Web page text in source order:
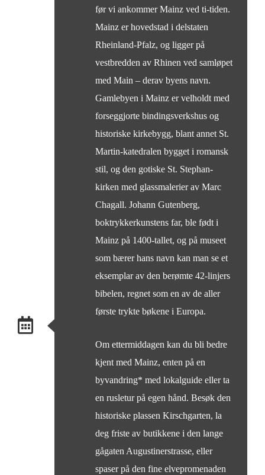
før vi ankommer Mainz ved ti-tiden.
Mainz er hovedstad i delstaten
Rheinland-Pfalz, og ligger på
vestbredden av Rhinen ved samløpet
med Main – derav byens navn.
Gamlebyen i Mainz er velholdt med
forseggjorte bindingsverkshus og
historiske kirkebygg, blant annet St.
Martin-katedralen bygget i romansk
stil, og den gotiske St. Stephan-
kirken med glassmalerier av Marc
Chagall. Johann Gutenberg,
boktrykkerkunstens far, ble født i
Mainz på 1400-tallet, og på museet
som bærer hans navn kan man se et
eksemplar av den berømte 42-linjers
bibelen, regnet som en av de aller
første trykte bøkene i Europa.
Om ettermiddagen kan du bli bedre
kjent med Mainz, enten på en
byvandring* med lokalguide eller ta
en rusletur på egen hånd. Besøk den
historiske plassen Kirschgarten, la
deg friste av butikkene i den lange
gågaten Augustinerstrasse, eller
spaser på den fine elvepromenaden